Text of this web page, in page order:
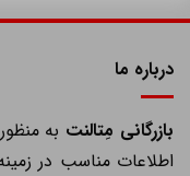
درباره ما
بازرگانی مِتالنتبه منظور
اطلاعات مناسب در